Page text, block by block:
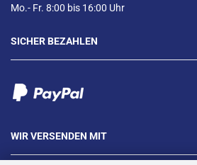
Mo.- Fr. 8:00 bis 16:00 Uhr
SICHER BEZAHLEN
WIR VERSENDEN MIT